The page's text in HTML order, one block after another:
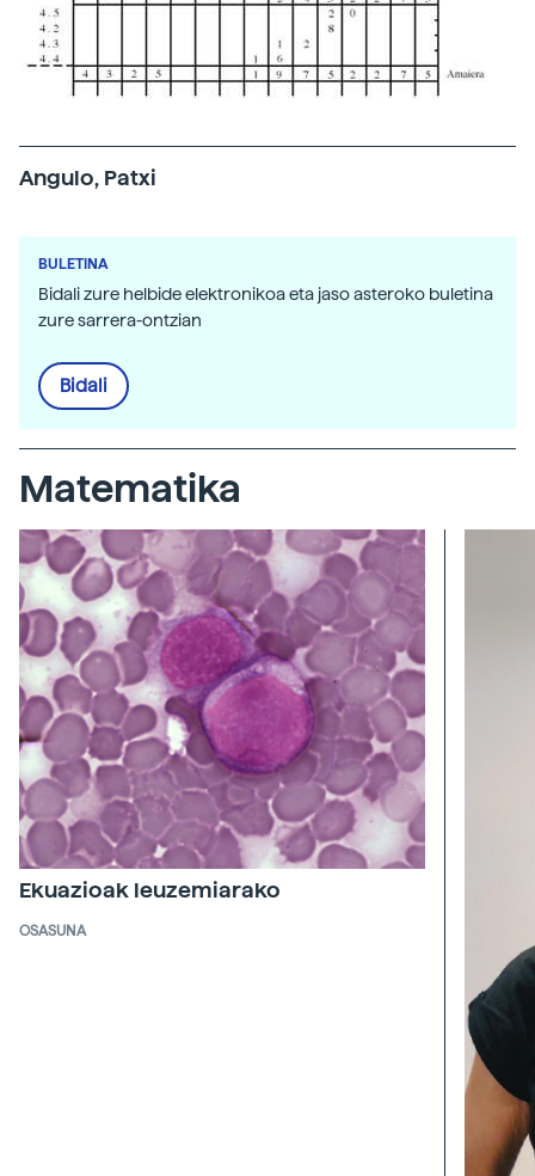
Angulo, Patxi
BULETINA
Bidali zure helbide elektronikoa eta jaso asteroko buletina
zure sarrera-ontzian
Bidali
Matematika
Ekuazioak leuzemiarako
OSASUNA